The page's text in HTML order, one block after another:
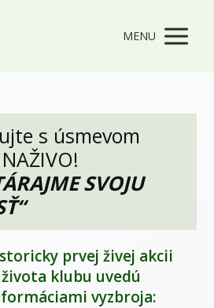
MENU
s úsmevom
SVOJU
“
prvej živej akcii
klubu uvedú
vyzbroja: